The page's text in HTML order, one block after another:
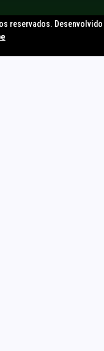
reservados. Desenvolvido